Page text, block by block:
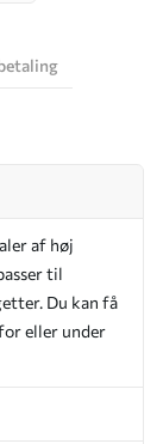
af høj
til
Du kan få
eller under